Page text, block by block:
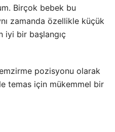
Birçok bebek bu
zamanda özellikle küçük
iyi bir başlangıç
pozisyonu olarak
temas için mükemmel bir